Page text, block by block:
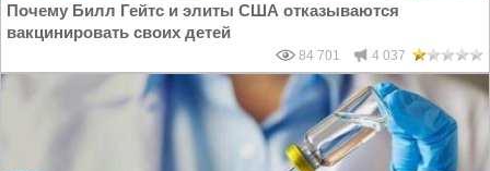
Почему Билл Гейтс и элиты США отказываются
вакцинировать своих детей
84 701 4 037